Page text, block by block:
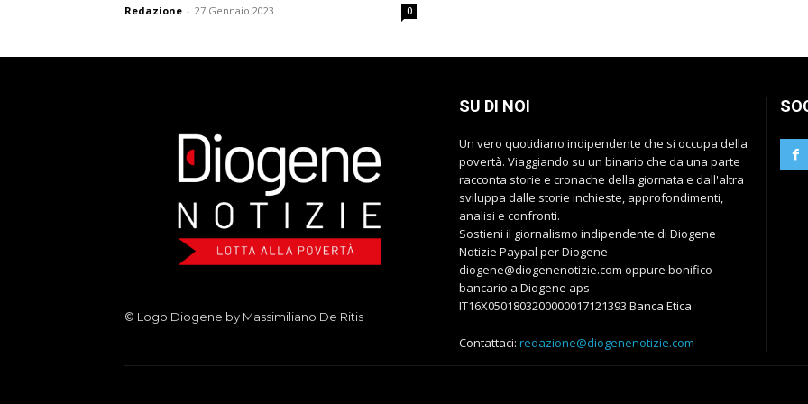
Redazione - 27 Gennaio 2023 0
© Logo Diogene by Massimiliano De Ritis
SU DI NOI
Un vero quotidiano indipendente che si occupa della
povertà. Viaggiando su un binario che da una parte
racconta storie e cronache della giornata e dall'altra
sviluppa dalle storie inchieste, approfondimenti,
analisi e confronti.
Sostieni il giornalismo indipendente di Diogene
Notizie Paypal per Diogene
diogene@diogenenotizie.com oppure bonifico
bancario a Diogene aps
IT16X0501803200000017121393 Banca Etica
Contattaci: redazione@diogenenotizie.com